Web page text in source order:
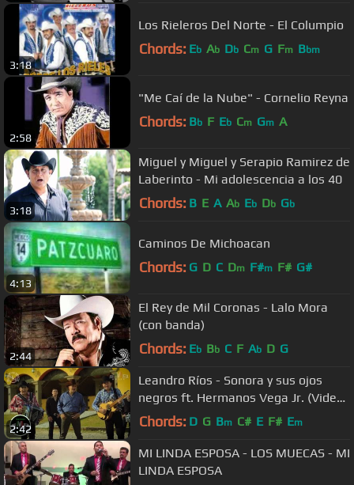
3:18
Los Rieleros Del Norte - El Columpio
Chords: Eb Ab Db Cm G Fm Bbm
2:58
"Me Caí de la Nube" - Cornelio Reyna
Chords: Bb F Eb Cm Gm A
3:18
Miguel y Miguel y Serapio Ramirez de
Laberinto - Mi adolescencia a los 40
Chords: B E A Ab Eb Db Gb
4:13
Caminos De Michoacan
Chords: G D C Dm F#m F# G#
2:44
El Rey de Mil Coronas - Lalo Mora
(con banda)
Chords: Eb Bb C F Ab D G
2:42
Leandro Ríos - Sonora y sus ojos
negros ft. Hermanos Vega Jr. (Video
Oficial)
Chords: D G Bm C# E F# Em
MI LINDA ESPOSA - LOS MUECAS - MI
LINDA ESPOSA